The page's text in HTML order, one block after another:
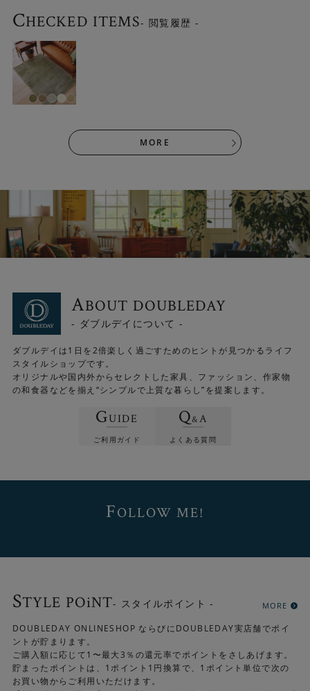
CHECKED ITEMS- 閲覧履歴 -
MORE
ABOUT DOUBLEDAY
- ダブルデイについて -
ダブルデイは1日を2倍楽しく過ごすためのヒントが見つかるライフ
スタイルショップです。
オリジナルや国内外からセレクトした家具、ファッション、作家物
の和食器などを揃え“シンプルで上質な暮らし”を提案します。
GUIDE
ご利用ガイド
Q&A
よくある質問
FOLLOW ME!
STYLE POiNT- スタイルポイント - MORE
DOUBLEDAY ONLINESHOP ならびにDOUBLEDAY実店舗でポイ
ントが貯まります。
ご購入額に応じて1〜最大3％の還元率でポイントをさしあげます。
貯まったポイントは、1ポイント1円換算で、1ポイント単位で次の
お買い物からご利用いただけます。